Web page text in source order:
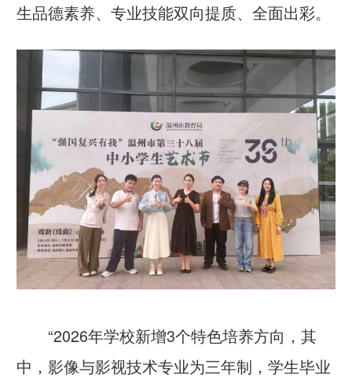
生品德素养、专业技能双向提质、全面出彩。
“2026年学校新增3个特色培养方向，其
中，影像与影视技术专业为三年制，学生毕业